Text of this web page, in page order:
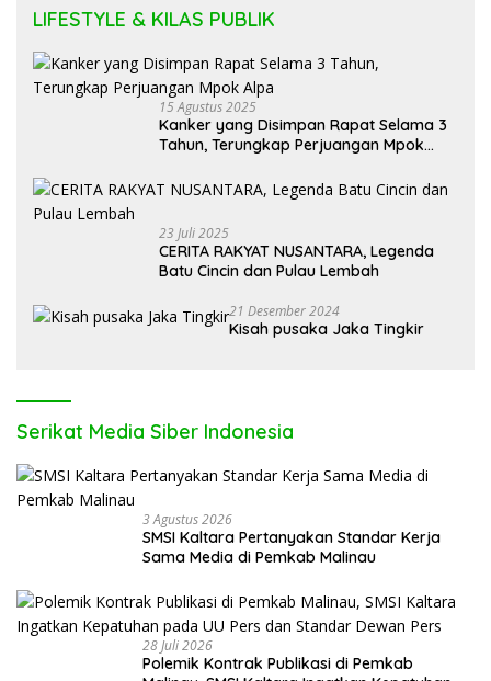
LIFESTYLE & KILAS PUBLIK
15 Agustus 2025
Kanker yang Disimpan Rapat Selama 3
Tahun, Terungkap Perjuangan Mpok
23 Juli 2025
CERITA RAKYAT NUSANTARA, Legenda
Batu Cincin dan Pulau Lembah
21 Desember 2024
Kisah pusaka Jaka Tingkir
Serikat Media Siber Indonesia
3 Agustus 2026
SMSI Kaltara Pertanyakan Standar Kerja
Sama Media di Pemkab Malinau
28 Juli 2026
Polemik Kontrak Publikasi di Pemkab